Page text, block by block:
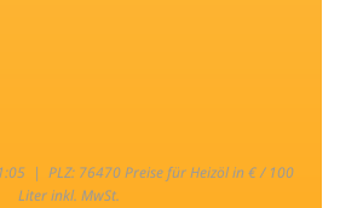
| PLZ: 76470 Preise für Heizöl in € / 100
Liter inkl. MwSt.